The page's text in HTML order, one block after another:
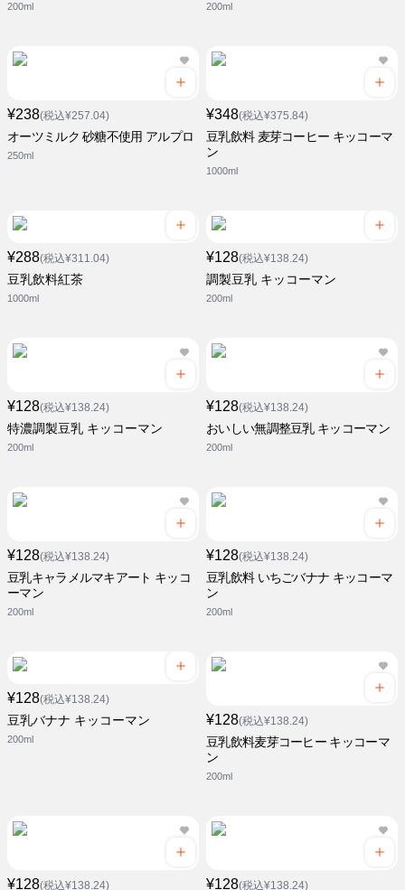
200ml 200ml
¥238(税込¥257.04)
オーツミルク 砂糖不使用 アルプロ
250ml
¥348(税込¥375.84)
豆乳飲料 麦芽コーヒー キッコーマ
ン
1000ml
¥288(税込¥311.04)
豆乳飲料紅茶
1000ml
¥128(税込¥138.24)
調製豆乳 キッコーマン
200ml
¥128(税込¥138.24)
特濃調製豆乳 キッコーマン
200ml
¥128(税込¥138.24)
おいしい無調整豆乳 キッコーマン
200ml
¥128(税込¥138.24)
豆乳キャラメルマキアート キッコ
ーマン
200ml
¥128(税込¥138.24)
豆乳飲料 いちごバナナ キッコーマ
ン
200ml
¥128(税込¥138.24)
豆乳バナナ キッコーマン
200ml
¥128(税込¥138.24)
豆乳飲料麦芽コーヒー キッコーマ
ン
200ml
¥128(税込¥138.24) ¥128(税込¥138.24)